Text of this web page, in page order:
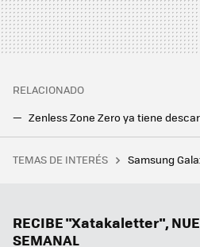
RELACIONADO
TEMAS DE INTERÉS Samsung
RECIBE "Xatakaletter",
SEMANAL